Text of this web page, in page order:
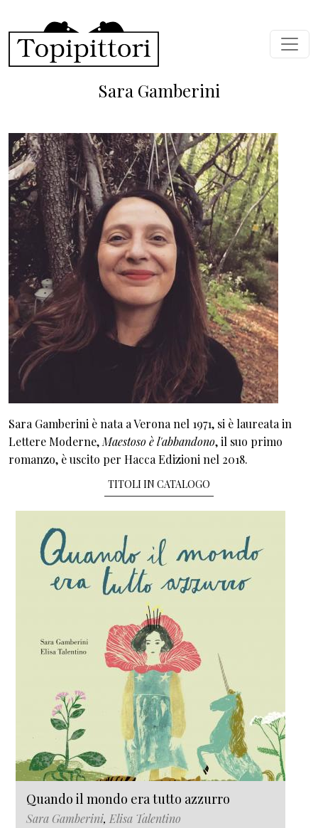
Sara Gamberini
Sara Gamberini è nata a Verona nel 1971, si è laureata in
Lettere Moderne, Maestoso è l'abbandono, il suo primo
romanzo, è uscito per Hacca Edizioni nel 2018.
TITOLI IN CATALOGO
Quando il mondo era tutto azzurro
Sara Gamberini, Elisa Talentino